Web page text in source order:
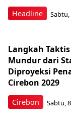
Headline Sabtu,
Cirebon
Langkah
Mundur dari
Diproyeksi
Cirebon 2029
Sabtu,